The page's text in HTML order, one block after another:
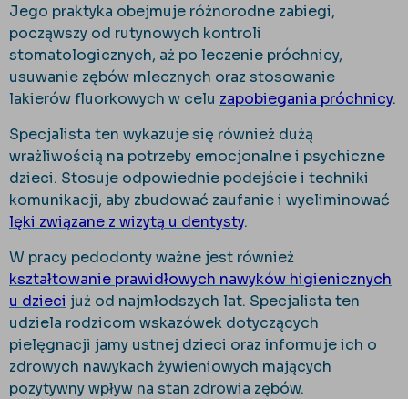
Jego praktyka obejmuje różnorodne zabiegi,
począwszy od rutynowych kontroli
stomatologicznych, aż po leczenie próchnicy,
usuwanie zębów mlecznych oraz stosowanie
lakierów fluorkowych w celu zapobiegania próchnicy.
Specjalista ten wykazuje się również dużą
wrażliwością na potrzeby emocjonalne i psychiczne
dzieci. Stosuje odpowiednie podejście i techniki
komunikacji, aby zbudować zaufanie i wyeliminować
lęki związane z wizytą u dentysty.
W pracy pedodonty ważne jest również
kształtowanie prawidłowych nawyków higienicznych
u dzieci już od najmłodszych lat. Specjalista ten
udziela rodzicom wskazówek dotyczących
pielęgnacji jamy ustnej dzieci oraz informuje ich o
zdrowych nawykach żywieniowych mających
pozytywny wpływ na stan zdrowia zębów.